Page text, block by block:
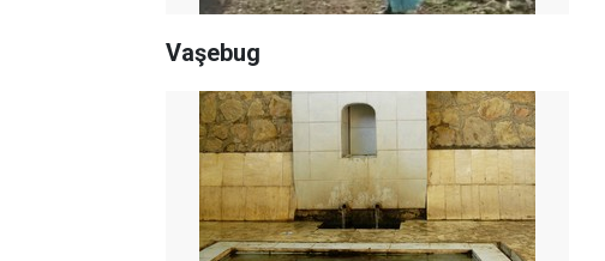
Vaşebug